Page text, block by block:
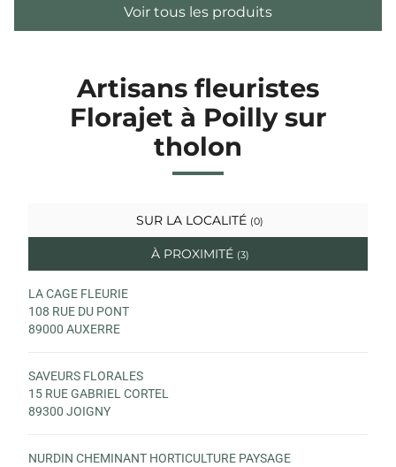
Voir tous les produits
Artisans fleuristes
Florajet à Poilly sur
tholon
SUR LA LOCALITÉ (0)
À PROXIMITÉ (3)
LA CAGE FLEURIE
108 RUE DU PONT
89000 AUXERRE
SAVEURS FLORALES
15 RUE GABRIEL CORTEL
89300 JOIGNY
NURDIN CHEMINANT HORTICULTURE PAYSAGE